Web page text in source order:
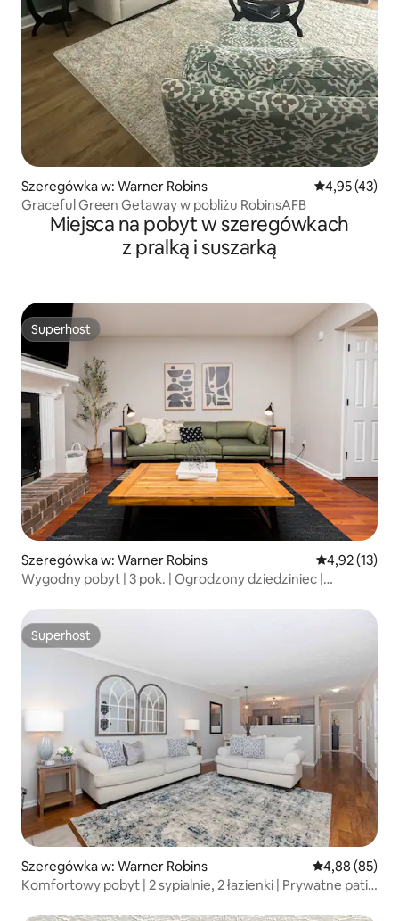
Szeregówka w: Warner Robins Średnia
4,95 (43)
Graceful Green Getaway w pobliżu RobinsAFB
Miejsca na pobyt w szeregówkach
z pralką i suszarką
Superhost
Superhost
Szeregówka w: Warner Robins Średnia
4,92 (13)
Wygodny pobyt | 3 pok. | Ogrodzony dziedziniec |
Superhost
Superhost
Szeregówka w: Warner Robins Średnia
4,88 (85)
Komfortowy pobyt | 2 sypialnie, 2 łazienki | Prywatne patio